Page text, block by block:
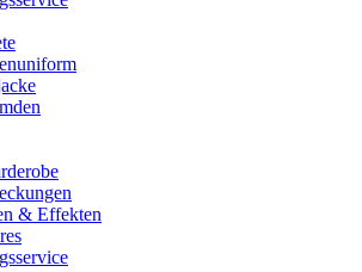
& Effekten